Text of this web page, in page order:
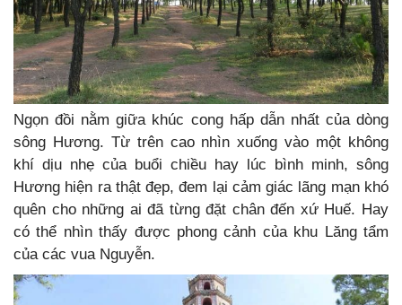
Ngọn đồi nằm giữa khúc cong hấp dẫn nhất của dòng
sông Hương. Từ trên cao nhìn xuống vào một không
khí dịu nhẹ của buổi chiều hay lúc bình minh, sông
Hương hiện ra thật đẹp, đem lại cảm giác lãng mạn khó
quên cho những ai đã từng đặt chân đến xứ Huế. Hay
có thể nhìn thấy được phong cảnh của khu Lăng tẩm
của các vua Nguyễn.